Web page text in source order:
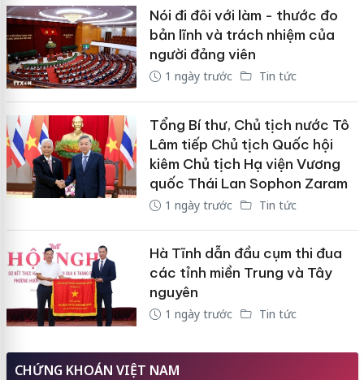
Nói đi đôi với làm - thước đo
bản lĩnh và trách nhiệm của
người đảng viên
1 ngày trước Tin tức
Tổng Bí thư, Chủ tịch nước Tô
Lâm tiếp Chủ tịch Quốc hội
kiêm Chủ tịch Hạ viện Vương
quốc Thái Lan Sophon Zaram
1 ngày trước Tin tức
Hà Tĩnh dẫn đầu cụm thi đua
các tỉnh miền Trung và Tây
nguyên
1 ngày trước Tin tức
CHỨNG KHOÁN VIỆT NAM